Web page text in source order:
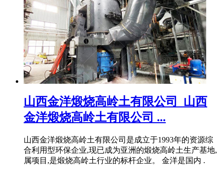
山西金洋煅烧高岭土有限公司_山西
金洋煅烧高岭土有限公司 ...
山西金洋煅烧高岭土有限公司是成立于1993年的资源综
合利用型环保企业,现已成为亚洲的煅烧高岭土生产基地,
属项目,是煅烧高岭土行业的标杆企业。 金洋是国内 .